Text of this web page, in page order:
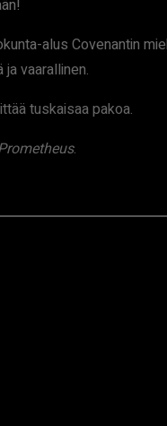
alus Covenantin
vaarallinen.
tuskaisaa pakoa.
.